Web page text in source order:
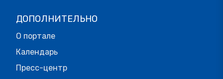
ДОПОЛНИТЕЛЬНО
О портале
Календарь
Пресс-центр